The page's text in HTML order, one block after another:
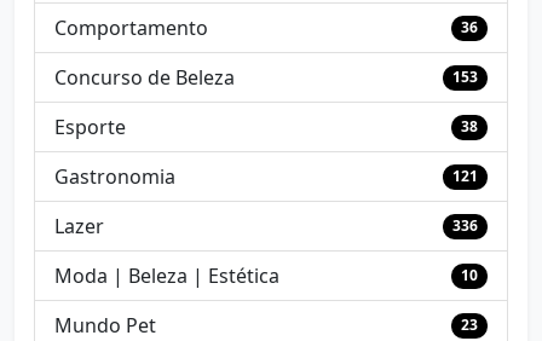
Comportamento 36
Concurso de Beleza 153
Esporte 38
Gastronomia 121
Lazer 336
Moda | Beleza | Estética 10
Mundo Pet 23